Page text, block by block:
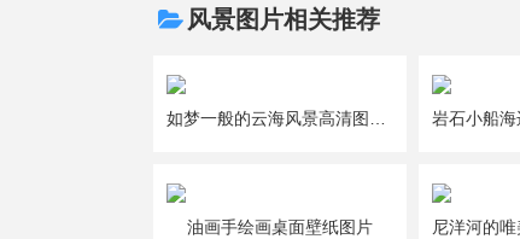
风景图片相关推荐
油画手绘画桌面壁纸图片